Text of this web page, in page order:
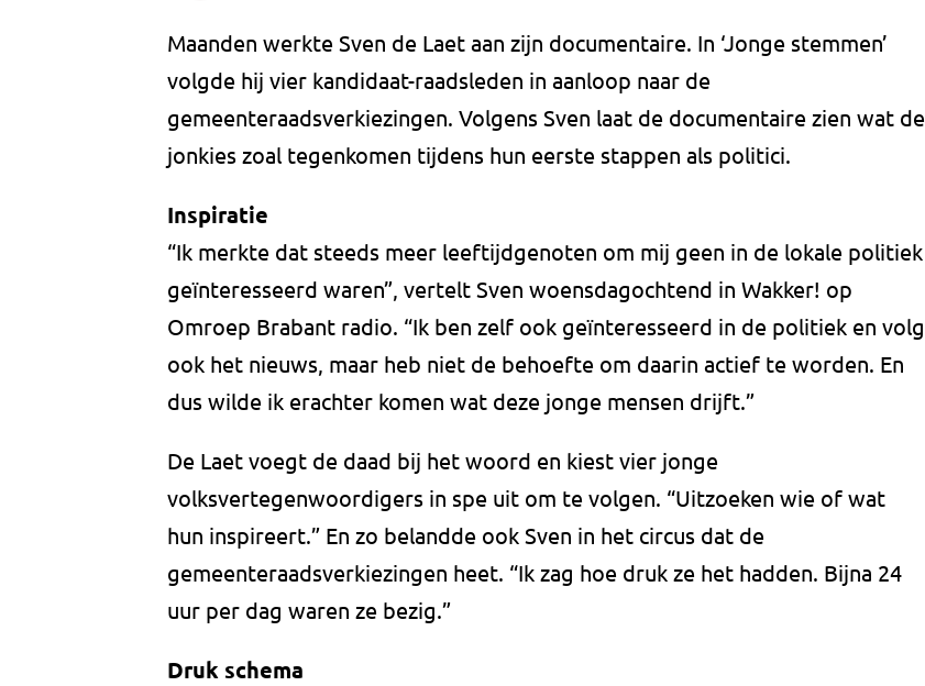
Maanden werkte Sven de Laet aan zijn documentaire. In ‘Jonge stemmen’
volgde hij vier kandidaat-raadsleden in aanloop naar de
gemeenteraadsverkiezingen. Volgens Sven laat de documentaire zien wat de
jonkies zoal tegenkomen tijdens hun eerste stappen als politici.
Inspiratie
“Ik merkte dat steeds meer leeftijdgenoten om mij geen in de lokale politiek
geïnteresseerd waren”, vertelt Sven woensdagochtend in Wakker! op
Omroep Brabant radio. “Ik ben zelf ook geïnteresseerd in de politiek en volg
ook het nieuws, maar heb niet de behoefte om daarin actief te worden. En
dus wilde ik erachter komen wat deze jonge mensen drijft.”
De Laet voegt de daad bij het woord en kiest vier jonge
volksvertegenwoordigers in spe uit om te volgen. “Uitzoeken wie of wat
hun inspireert.” En zo belandde ook Sven in het circus dat de
gemeenteraadsverkiezingen heet. “Ik zag hoe druk ze het hadden. Bijna 24
uur per dag waren ze bezig.”
Druk schema